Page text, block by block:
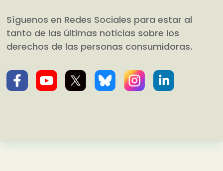
Síguenos en Redes Sociales para estar al
tanto de las últimas noticias sobre los
derechos de las personas consumidoras.